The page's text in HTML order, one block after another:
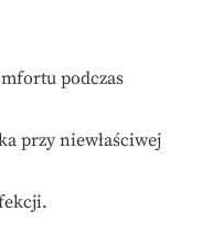
podczas
przy niewłaściwej